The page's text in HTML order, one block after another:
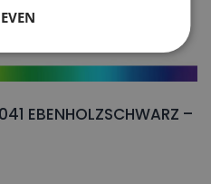
EBENHOLZSCHWARZ –